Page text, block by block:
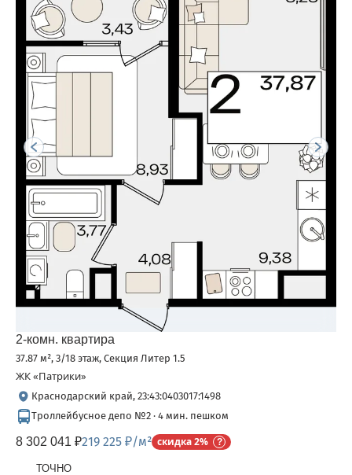
2-комн. квартира
37.87 м², 3/18 этаж, Секция Литер 1.5
ЖК «Патрики»
Краснодарский край, 23:43:0403017:1498
Троллейбусное депо №2 · 4 мин. пешком
8 302 041 ₽219 225 ₽/м² скидка 2%
ТОЧНО